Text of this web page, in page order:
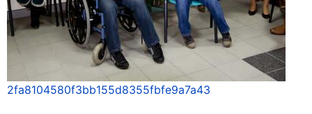
2fa8104580f3bb155d8355fbfe9a7a43